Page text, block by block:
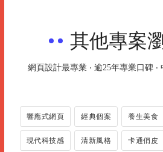
其他專案
網頁設計最專業 ‧ 逾25年專業口碑
響應式網頁 經典個案 養生美食
現代科技感 清新風格 卡通俏皮